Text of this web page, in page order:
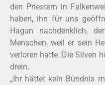
den Priestern in
haben, ihn für uns
Hagun nachdenklich,
Menschen, weil er sein
verloren hatte. Die Silven
drein.
„Ihr hättet kein Bündnis